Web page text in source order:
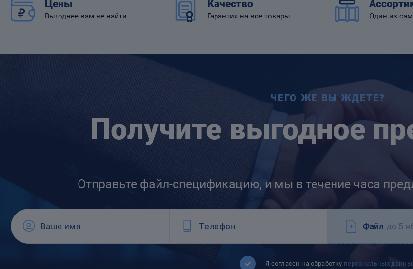
Цены
Выгоднее вам не найти
Качество
Гарантия на все товары Один из
ЧЕГО ЖЕ ВЫ ЖДЕТЕ?
Получите выгодное
Отправьте файл-спецификацию, и мы в течение часа
Файл до 5
Я согласен на обработку персональных